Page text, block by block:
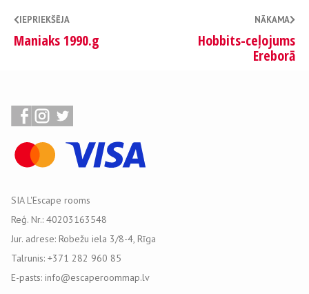
IEPRIEKŠĒJA
Maniaks 1990.g
NĀKAMA
Hobbits-ceļojums
Ereborā
SIA L'Escape rooms
Reģ. Nr.: 40203163548
Jur. adrese: Robežu iela 3/8-4, Rīga
Talrunis: +371 282 960 85
E-pasts: info@escaperoommap.lv